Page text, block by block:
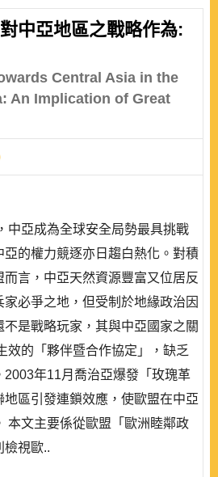
中亞地區之戰略作為:
Central Asia in the
An Implication of Great
中亞成為全球安全局勢最具挑戰
亞的權力競逐亦日趨白熱化。對積
言，中亞天然資源豐富又位居反
必爭之地，但受制於地緣政治因
是戰略玩家，其與中亞國家之關
效的「夥伴暨合作協定」，缺乏
年11月喬治亞爆發「玫瑰革
區引發連鎖效應，使歐盟在中亞
本文主要係從歐盟「歐洲睦鄰政
檢視歐..